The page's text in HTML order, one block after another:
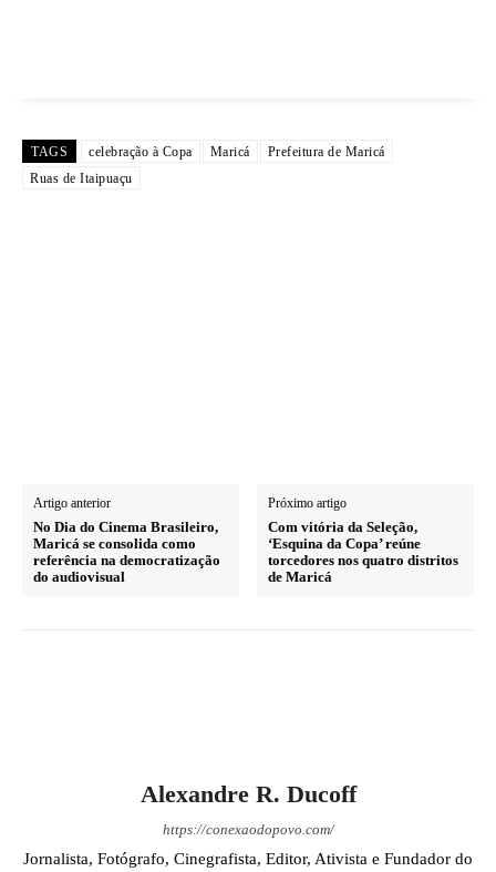
TAGS celebração à Copa Maricá
Prefeitura de Maricá
Ruas de Itaipuaçu
Artigo anterior
No Dia do Cinema Brasileiro,
Maricá se consolida como
referência na democratização
do audiovisual
Próximo artigo
Com vitória da Seleção,
‘Esquina da Copa’ reúne
torcedores nos quatro distritos
de Maricá
Alexandre R. Ducoff
https://conexaodopovo.com/
Jornalista, Fotógrafo, Cinegrafista, Editor, Ativista e Fundador do